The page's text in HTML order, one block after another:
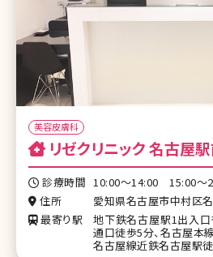
美容皮膚科
リゼクリニック 名古屋
診療時間 10:00～14:00 15:00～
住所
愛知県名古屋市中村区
最寄り駅
地下鉄名古屋駅1出入
通口徒歩5分、名古屋本
名古屋線近鉄名古屋駅